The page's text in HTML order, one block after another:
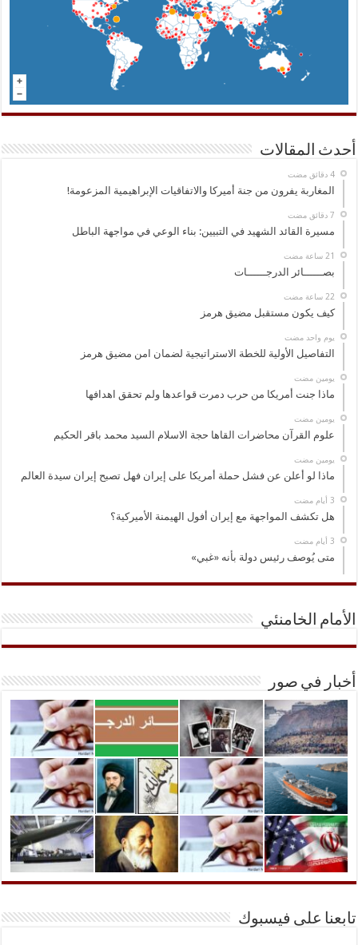
أحدث المقالات
‏4 دقائق مضت
المغاربة يفرون من جنة أميركا والاتفاقيات الإبراهيمية المزعومة!
مسيرة القائد الشهيد في التبيين: بناء الوعي في مواجهة الباطل
بصــــــائر الدرجــــــات
كيف يكون مستقبل مضيق هرمز
‏يوم واحد مضت
التفاصيل الأولية للخطة الاستراتيجية لضمان امن مضيق هرمز
‏يومين مضت
ماذا جنت أمريكا من حرب دمرت قواعدها ولم تحقق اهدافها
‏يومين مضت
علوم القرآن محاضرات القاها حجة الاسلام السيد محمد باقر الحكيم
‏يومين مضت
ماذا لو أعلن عن فشل حملة أمريكا على إيران فهل تصبح إيران سيدة العالم
هل تكشف المواجهة مع إيران أفول الهيمنة الأميركية؟
متى يُوصف رئيس دولة بأنه «غبي»
الأمام الخامنئي
أخبار في صور
تابعنا على فيسبوك